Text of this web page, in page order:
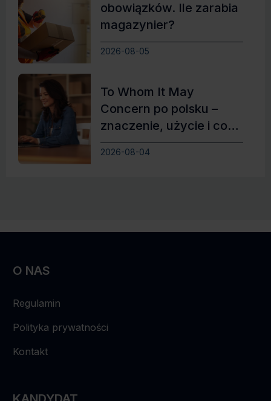
obowiązków. Ile zarabia
magazynier?
2026-08-05
To Whom It May
Concern po polsku –
znaczenie, użycie i co
zamiast
2026-08-04
O NAS
Regulamin
Polityka prywatności
Kontakt